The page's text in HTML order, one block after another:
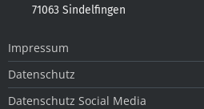
71063 Sindelfingen
Impressum
Datenschutz
Datenschutz Social Media